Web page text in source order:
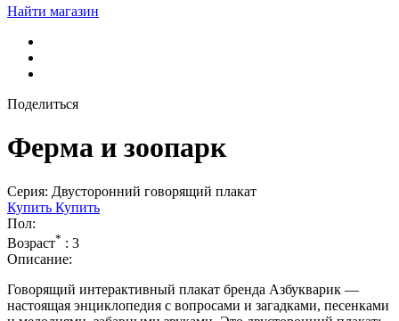
Найти магазин
Поделиться
Ферма и зоопарк
Серия: Двусторонний говорящий плакат
Купить Купить
Пол:
Возраст* : 3
Описание:
Говорящий интерактивный плакат бренда Азбукварик —
настоящая энциклопедия с вопросами и загадками, песенками